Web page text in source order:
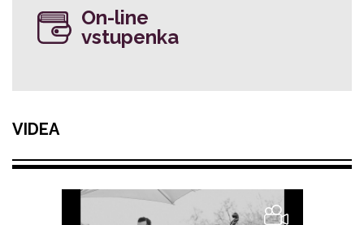
On-line
vstupenka
VIDEA